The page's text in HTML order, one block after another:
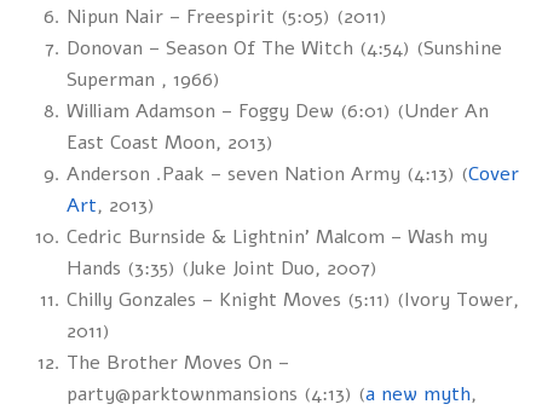
Nipun Nair – Freespirit (5:05) (2011)
Donovan – Season Of The Witch (4:54) (Sunshine
Superman , 1966)
William Adamson – Foggy Dew (6:01) (Under An
East Coast Moon, 2013)
Anderson .Paak – seven Nation Army (4:13) (Cover
Art, 2013)
Cedric Burnside & Lightnin’ Malcom – Wash my
Hands (3:35) (Juke Joint Duo, 2007)
Chilly Gonzales – Knight Moves (5:11) (Ivory Tower,
2011)
The Brother Moves On –
party@parktownmansions (4:13) (a new myth,